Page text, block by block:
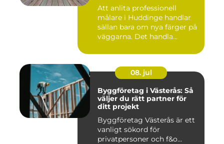
Att anlita professionell
målare i Huddinge handlar
sällan bara om nya färger på
väggarna. Det handla...
08. jul
Byggföretag i Västerås: Så
väljer du rätt partner för
ditt projekt
Byggföretag Västerås är ett
vanligt sökord för
privatpersoner och f&o...